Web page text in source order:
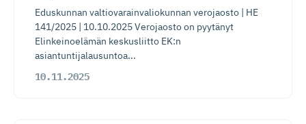
Eduskunnan valtiovarainvaliokunnan verojaosto | HE
141/2025 | 10.10.2025 Verojaosto on pyytänyt
Elinkeinoelämän keskusliitto EK:n
asiantuntijalausuntoa...
10.11.2025